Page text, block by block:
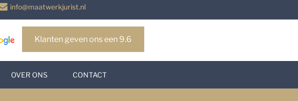
info@maatwerkjurist.nl
Klanten geven ons een 9.6
OVER ONS CONTACT